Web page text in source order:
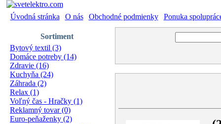
Úvodná stránka O nás| Obchodné podmienky| Ponuka
Sortiment
Bytový textil (3)
Domáce potreby (14)
Zdravie (16)
Kuchyňa (24)
Záhrada (2)
Relax (1)
Voľný čas - Hračky (1)
Reklamný tovar (0)
Euro-peňaženky (2)